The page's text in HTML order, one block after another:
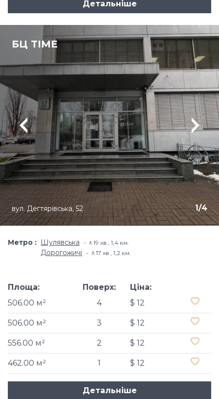
Детальніше
БЦ TIME
1/4
вул. Дегтярівська, 52
Метро Шулявська 🚶19 хв​., 1,4 км.
Дорогожичі 🚶17 хв​., 1,2 км.
Площа:
506.00 м²
Поверх:
4
Ціна:
$ 12
506.00 м² 3 $ 12
556.00 м² 2 $ 12
462.00 м² 1 $ 12
Детальніше